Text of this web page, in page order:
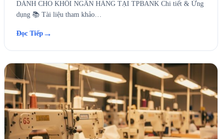
DÀNH CHO KHỐI NGÂN HÀNG TẠI TPBANK Chi tiết & Ứng
dụng 📚 Tài liệu tham khảo…
Đọc Tiếp →